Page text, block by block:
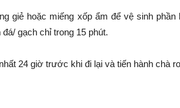
giẻ hoặc miếng xốp ẩm để vệ sinh
đá/ gạch chỉ trong 15 phút.
24 giờ trước khi đi lại và tiến hành chà